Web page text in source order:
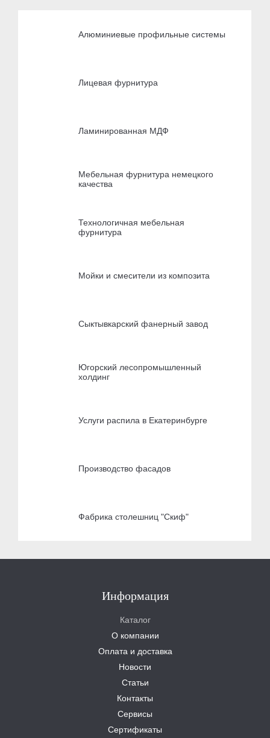
Алюминиевые профильные системы
Лицевая фурнитура
Ламинированная МДФ
Мебельная фурнитура немецкого
качества
Технологичная мебельная
фурнитура
Мойки и смесители из композита
Сыктывкарский фанерный завод
Югорский лесопромышленный
холдинг
Услуги распила в Екатеринбурге
Производство фасадов
Фабрика столешниц "Скиф"
Информация
Каталог
О компании
Оплата и доставка
Новости
Статьи
Контакты
Сервисы
Сертификаты